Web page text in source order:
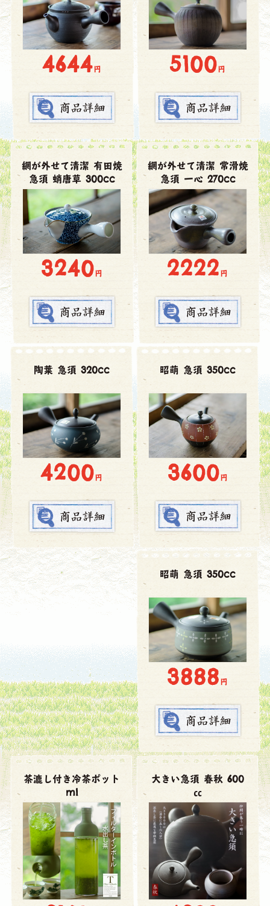
4644円 5100円
網が外せて清潔 有田焼
急須 蛸唐草 300cc
3240円
網が外せて清潔 常滑焼
急須 一心 270cc
2222円
陶葉 急須 320cc
4200円
昭萌 急須 350cc
3600円
昭萌 急須 350cc
3888円
茶漉し付き冷茶ポット
ml
大きい急須 春秋 600
㏄